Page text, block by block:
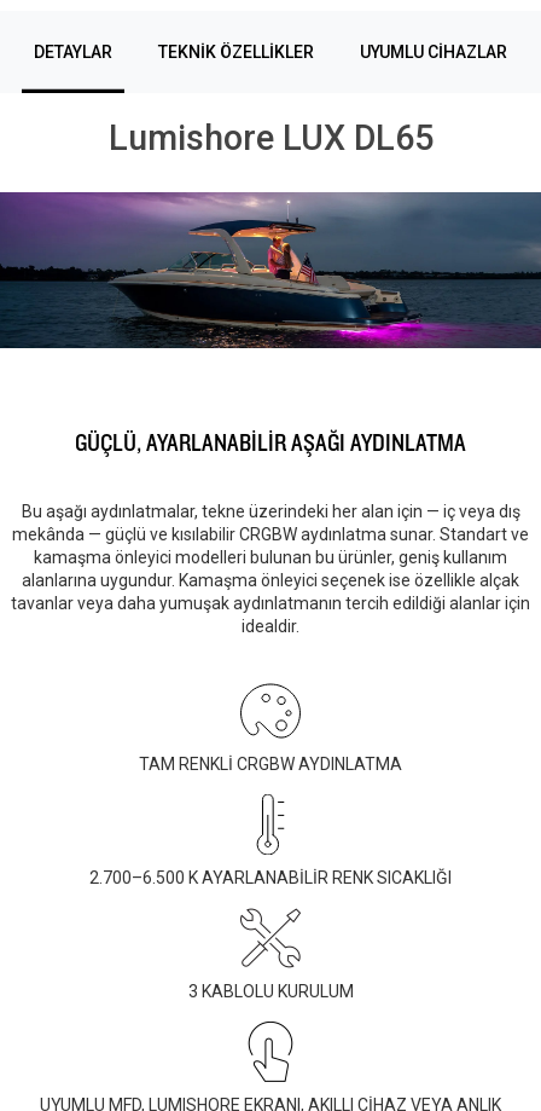
DETAYLAR TEKNIK ÖZELLIKLER UYUMLU CIHAZLAR
Lumishore LUX DL65
GÜÇLÜ, AYARLANABİLİR AŞAĞI AYDINLATMA
Bu aşağı aydınlatmalar, tekne üzerindeki her alan için — iç veya dış
mekânda — güçlü ve kısılabilir CRGBW aydınlatma sunar. Standart ve
kamaşma önleyici modelleri bulunan bu ürünler, geniş kullanım
alanlarına uygundur. Kamaşma önleyici seçenek ise özellikle alçak
tavanlar veya daha yumuşak aydınlatmanın tercih edildiği alanlar için
idealdir.
TAM RENKLİ CRGBW AYDINLATMA
2.700–6.500 K AYARLANABİLİR RENK SICAKLIĞI
3 KABLOLU KURULUM
UYUMLU MFD, LUMISHORE EKRANI, AKILLI CİHAZ VEYA ANLIK